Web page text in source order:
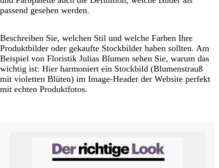
passend gesehen werden.
Beschreiben Sie, welchen Stil und welche Farben Ihre
Produktbilder oder gekaufte Stockbilder haben sollten. Am
Beispiel von Floristik Julias Blumen sehen Sie, warum das
wichtig ist: Hier harmoniert ein Stockbild (Blumenstrauß
mit violetten Blüten) im Image-Header der Website perfekt
mit echten Produktfotos.